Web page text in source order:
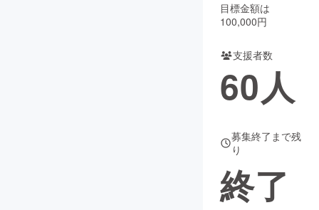
目標金額は
100,000円
支援者数
60人
募集終了まで残
り
終了